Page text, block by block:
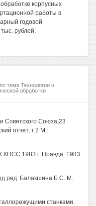
корпусных
работы в
годовой
рублей.
теме Технологии и
обработки
Советского Союза,23
отчет, т.2 М.:
КПСС 1983 г. Правда. 1983
ред. Балакшина Б.С. М.:
станками.